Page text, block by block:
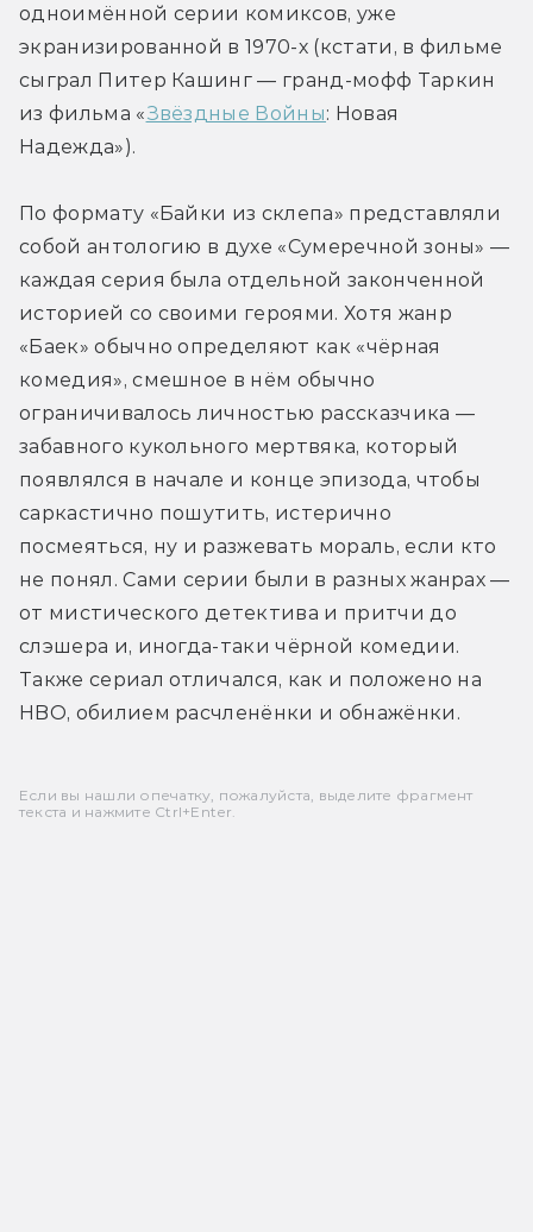
одноимённой серии комиксов, уже
экранизированной в 1970-х (кстати, в фильме
сыграл Питер Кашинг — гранд-мофф Таркин
из фильма «Звёздные Войны: Новая
Надежда»).
По формату «Байки из склепа» представляли
собой антологию в духе «Сумеречной зоны» —
каждая серия была отдельной законченной
историей со своими героями. Хотя жанр
«Баек» обычно определяют как «чёрная
комедия», смешное в нём обычно
ограничивалось личностью рассказчика —
забавного кукольного мертвяка, который
появлялся в начале и конце эпизода, чтобы
саркастично пошутить, истерично
посмеяться, ну и разжевать мораль, если кто
не понял. Сами серии были в разных жанрах —
от мистического детектива и притчи до
слэшера и, иногда-таки чёрной комедии.
Также сериал отличался, как и положено на
HBO, обилием расчленёнки и обнажёнки.
Если вы нашли опечатку, пожалуйста, выделите фрагмент
текста и нажмите Ctrl+Enter.